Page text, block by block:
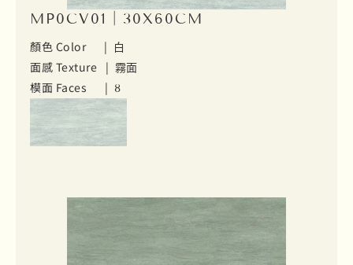
MP0CV01｜30X60CM
顏色 Color | 白
面感 Texture | 霧面
模面 Faces | 8